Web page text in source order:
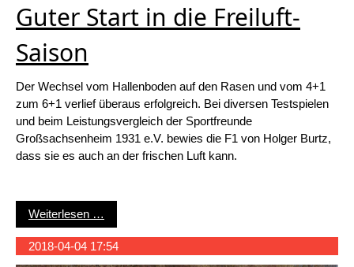
Guter Start in die Freiluft-
Saison
Der Wechsel vom Hallenboden auf den Rasen und vom 4+1
zum 6+1 verlief überaus erfolgreich. Bei diversen Testspielen
und beim Leistungsvergleich der Sportfreunde
Großsachsenheim 1931 e.V. bewies die F1 von Holger Burtz,
dass sie es auch an der frischen Luft kann.
Weiterlesen …
2018-04-04 17:54